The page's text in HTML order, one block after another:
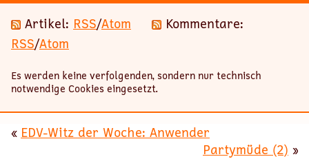
Artikel: RSS/Atom
Kommentare:
RSS/Atom
Es werden keine verfolgenden, sondern nur technisch
notwendige Cookies eingesetzt.
« EDV-Witz der Woche: Anwender
Partymüde (2) »